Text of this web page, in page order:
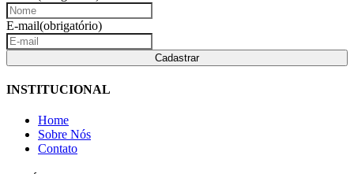
E-mail(obrigatório)
INSTITUCIONAL
Home
Sobre Nós
Contato